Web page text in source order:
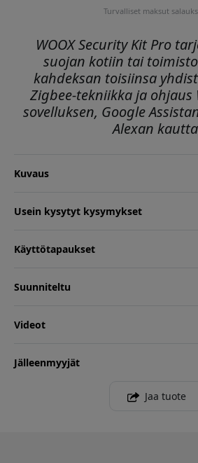
Turvalliset maksut
WOOX Security Kit Pro
suojan kotiin tai
kahdeksan toisiinsa
Zigbee-tekniikka ja ohjaus
sovelluksen, Google
Alexan
Kuvaus
Usein kysytyt kysymykset
Käyttötapaukset
Suunniteltu
Videot
Jälleenmyyjät
Jaa tuote